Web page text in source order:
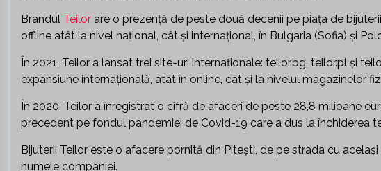
Brandul Teilor are o prezenţă de peste două decenii pe piaţa de
offline atât la nivel naţional, cât şi internaţional, în Bulgaria (Sofia) şi
În 2021, Teilor a lansat trei site-uri internaţionale: teilor.bg, teilor.pl şi
expansiune internaţională, atât în online, cât şi la nivelul magazinelor
În 2020, Teilor a înregistrat o cifră de afaceri de peste 28,8 milioane
precedent pe fondul pandemiei de Covid-19 care a dus la închiderea
Bijuterii Teilor este o afacere pornită din Pitești, de pe strada cu
numele companiei.